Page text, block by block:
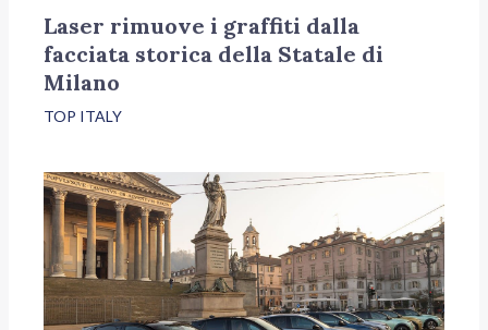
Laser rimuove i graffiti dalla
facciata storica della Statale di
Milano
TOP ITALY